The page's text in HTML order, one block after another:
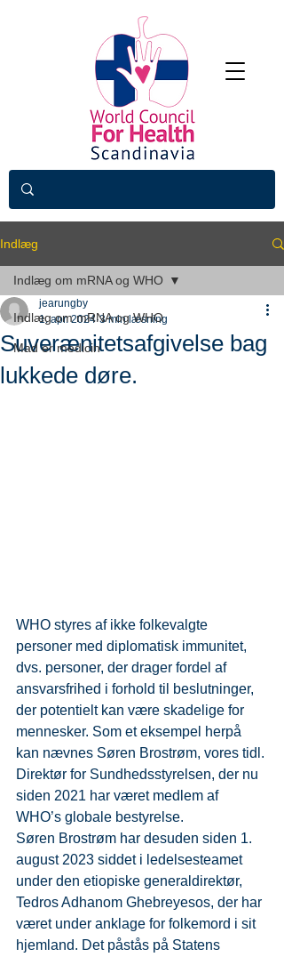
Indlæg
Indlæg om mRNA og WHO
Mad er medicin
Indlæg om mRNA og WHO
Suverænitetsafgivelse bag
lukkede døre.
jearungby
1. apr. 2024 3 min læsning
WHO styres af ikke folkevalgte
personer med diplomatisk immunitet,
dvs. personer, der drager fordel af
ansvarsfrihed i forhold til beslutninger,
der potentielt kan være skadelige for
mennesker. Som et eksempel herpå
kan nævnes Søren Brostrøm, vores tidl.
Direktør for Sundhedsstyrelsen, der nu
siden 2021 har været medlem af
WHO’s globale bestyrelse.
Søren Brostrøm har desuden siden 1.
august 2023 siddet i ledelsesteamet
under den etiopiske generaldirektør,
Tedros Adhanom Ghebreyesos, der har
været under anklage for folkemord i sit
hjemland. Det påstås på Statens